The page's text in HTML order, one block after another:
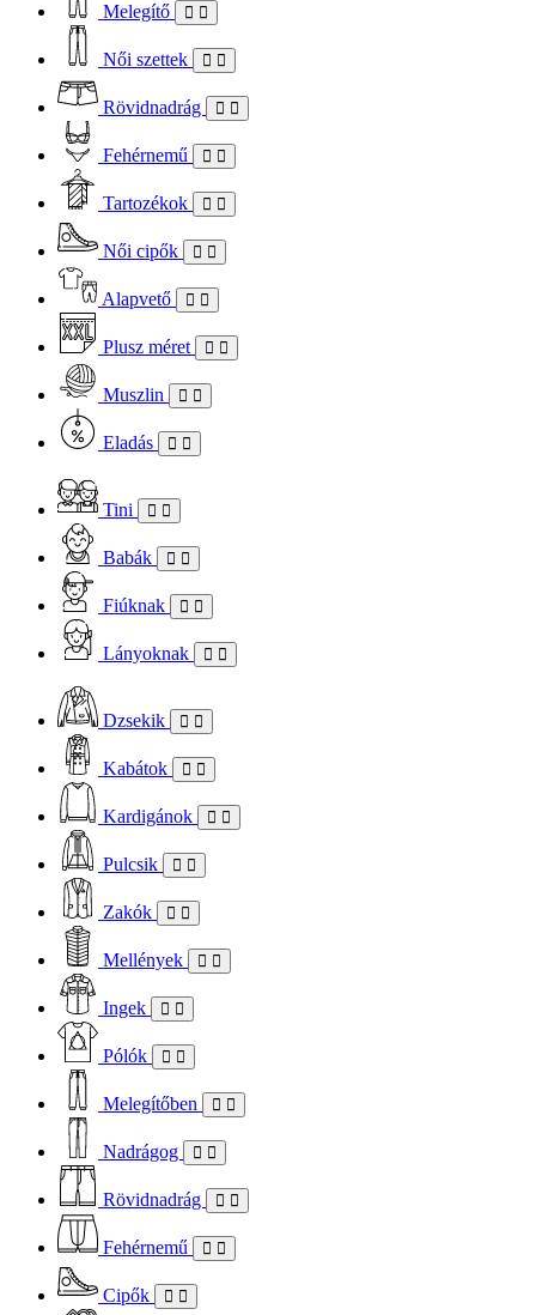
Melegítő
Női szettek
Rövidnadrág
Fehérnemű
Tartozékok
Női cipők
Alapvető
Plusz méret
Muszlin
Eladás
Tini
Babák
Fiúknak
Lányoknak
Dzsekik
Kabátok
Kardigánok
Pulcsik
Zakók
Mellények
Ingek
Pólók
Melegítőben
Nadrágog
Rövidnadrág
Fehérnemű
Cipők